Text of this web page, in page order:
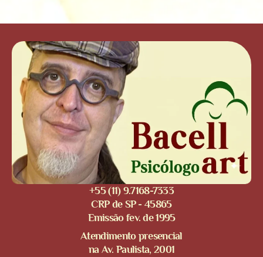
+55 (11) 9.7168-7333
CRP de SP - 45865
Emissão fev. de 1995
Atendimento presencial
na Av. Paulista, 2001